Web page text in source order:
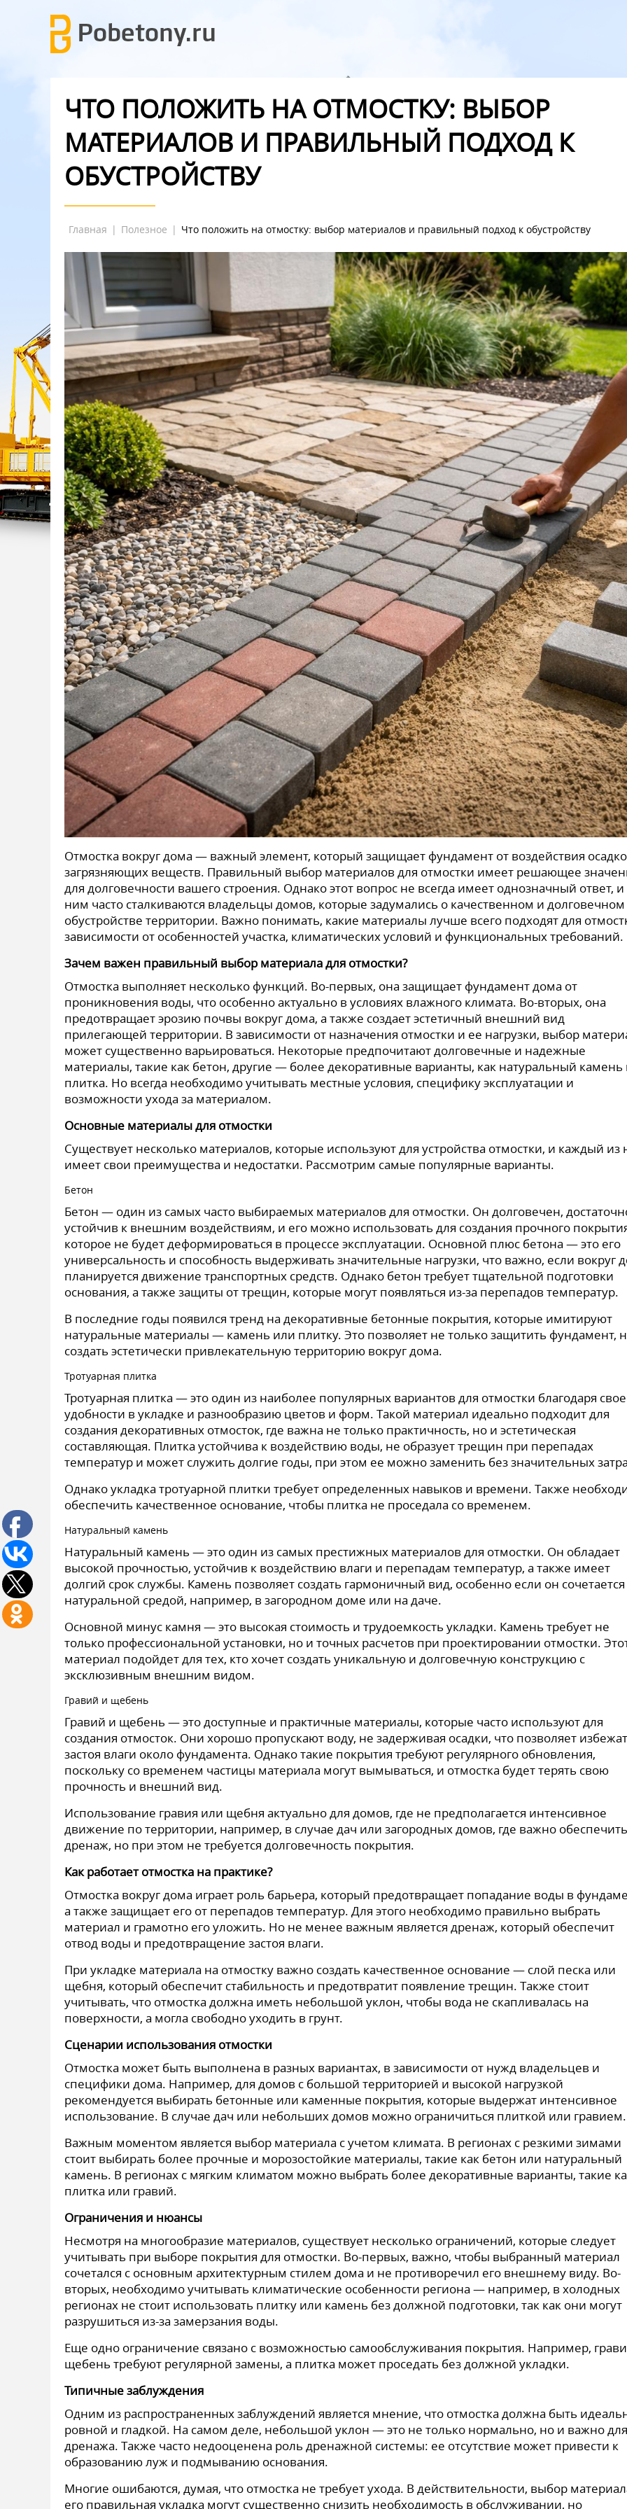
ЧТО ПОЛОЖИТЬ НА ОТМОСТКУ: ВЫБОР
МАТЕРИАЛОВ И ПРАВИЛЬНЫЙ ПОДХОД К
ОБУСТРОЙСТВУ
Главная | Полезное | Что положить на отмостку: выбор материалов и правильный подход к обустройству
Отмостка вокруг дома — важный элемент, который защищает фундамент от воздействия
загрязняющих веществ. Правильный выбор материалов для отмостки имеет решающее
для долговечности вашего строения. Однако этот вопрос не всегда имеет однозначный ответ, и
ним часто сталкиваются владельцы домов, которые задумались о качественном и долговечном
обустройстве территории. Важно понимать, какие материалы лучше всего подходят для
зависимости от особенностей участка, климатических условий и функциональных требований.
Зачем важен правильный выбор материала для отмостки?
Отмостка выполняет несколько функций. Во-первых, она защищает фундамент дома от
проникновения воды, что особенно актуально в условиях влажного климата. Во-вторых, она
предотвращает эрозию почвы вокруг дома, а также создает эстетичный внешний вид
прилегающей территории. В зависимости от назначения отмостки и ее нагрузки, выбор
может существенно варьироваться. Некоторые предпочитают долговечные и надежные
материалы, такие как бетон, другие — более декоративные варианты, как натуральный камень
плитка. Но всегда необходимо учитывать местные условия, специфику эксплуатации и
возможности ухода за материалом.
Основные материалы для отмостки
Существует несколько материалов, которые используют для устройства отмостки, и каждый из
имеет свои преимущества и недостатки. Рассмотрим самые популярные варианты.
Бетон
Бетон — один из самых часто выбираемых материалов для отмостки. Он долговечен,
устойчив к внешним воздействиям, и его можно использовать для создания прочного
которое не будет деформироваться в процессе эксплуатации. Основной плюс бетона — это его
универсальность и способность выдерживать значительные нагрузки, что важно, если вокруг
планируется движение транспортных средств. Однако бетон требует тщательной подготовки
основания, а также защиты от трещин, которые могут появляться из-за перепадов температур.
В последние годы появился тренд на декоративные бетонные покрытия, которые имитируют
натуральные материалы — камень или плитку. Это позволяет не только защитить фундамент,
создать эстетически привлекательную территорию вокруг дома.
Тротуарная плитка
Тротуарная плитка — это один из наиболее популярных вариантов для отмостки благодаря
удобности в укладке и разнообразию цветов и форм. Такой материал идеально подходит для
создания декоративных отмосток, где важна не только практичность, но и эстетическая
составляющая. Плитка устойчива к воздействию воды, не образует трещин при перепадах
температур и может служить долгие годы, при этом ее можно заменить без значительных
Однако укладка тротуарной плитки требует определенных навыков и времени. Также
обеспечить качественное основание, чтобы плитка не проседала со временем.
Натуральный камень
Натуральный камень — это один из самых престижных материалов для отмостки. Он обладает
высокой прочностью, устойчив к воздействию влаги и перепадам температур, а также имеет
долгий срок службы. Камень позволяет создать гармоничный вид, особенно если он сочетается
натуральной средой, например, в загородном доме или на даче.
Основной минус камня — это высокая стоимость и трудоемкость укладки. Камень требует не
только профессиональной установки, но и точных расчетов при проектировании отмостки.
материал подойдет для тех, кто хочет создать уникальную и долговечную конструкцию с
эксклюзивным внешним видом.
Гравий и щебень
Гравий и щебень — это доступные и практичные материалы, которые часто используют для
создания отмосток. Они хорошо пропускают воду, не задерживая осадки, что позволяет
застоя влаги около фундамента. Однако такие покрытия требуют регулярного обновления,
поскольку со временем частицы материала могут вымываться, и отмостка будет терять свою
прочность и внешний вид.
Использование гравия или щебня актуально для домов, где не предполагается интенсивное
движение по территории, например, в случае дач или загородных домов, где важно обеспечить
дренаж, но при этом не требуется долговечность покрытия.
Как работает отмостка на практике?
Отмостка вокруг дома играет роль барьера, который предотвращает попадание воды в
а также защищает его от перепадов температур. Для этого необходимо правильно выбрать
материал и грамотно его уложить. Но не менее важным является дренаж, который обеспечит
отвод воды и предотвращение застоя влаги.
При укладке материала на отмостку важно создать качественное основание — слой песка или
щебня, который обеспечит стабильность и предотвратит появление трещин. Также стоит
учитывать, что отмостка должна иметь небольшой уклон, чтобы вода не скапливалась на
поверхности, а могла свободно уходить в грунт.
Сценарии использования отмостки
Отмостка может быть выполнена в разных вариантах, в зависимости от нужд владельцев и
специфики дома. Например, для домов с большой территорией и высокой нагрузкой
рекомендуется выбирать бетонные или каменные покрытия, которые выдержат интенсивное
использование. В случае дач или небольших домов можно ограничиться плиткой или гравием.
Важным моментом является выбор материала с учетом климата. В регионах с резкими зимами
стоит выбирать более прочные и морозостойкие материалы, такие как бетон или натуральный
камень. В регионах с мягким климатом можно выбрать более декоративные варианты, такие
плитка или гравий.
Ограничения и нюансы
Несмотря на многообразие материалов, существует несколько ограничений, которые следует
учитывать при выборе покрытия для отмостки. Во-первых, важно, чтобы выбранный материал
сочетался с основным архитектурным стилем дома и не противоречил его внешнему виду. Во-
вторых, необходимо учитывать климатические особенности региона — например, в холодных
регионах не стоит использовать плитку или камень без должной подготовки, так как они могут
разрушиться из-за замерзания воды.
Еще одно ограничение связано с возможностью самообслуживания покрытия. Например,
щебень требуют регулярной замены, а плитка может проседать без должной укладки.
Типичные заблуждения
Одним из распространенных заблуждений является мнение, что отмостка должна быть
ровной и гладкой. На самом деле, небольшой уклон — это не только нормально, но и важно для
дренажа. Также часто недооценена роль дренажной системы: ее отсутствие может привести к
образованию луж и подмыванию основания.
Многие ошибаются, думая, что отмостка не требует ухода. В действительности, выбор
его правильная укладка могут существенно снизить необходимость в обслуживании, но